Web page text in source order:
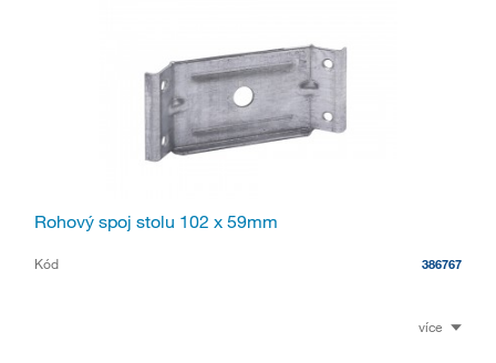
Rohový spoj stolu 102 x 59mm
Kód 386767
více